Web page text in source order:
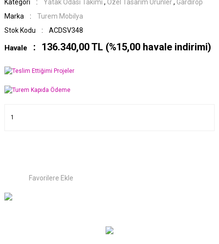
Kategori Yatak Odası Takımı , Özel Tasarım Ürünler, Gardırop
Marka
Turem Mobilya
Stok Kodu
ACDSV348
Havale 136.340,00 TL (%15,00 havale indirimi)